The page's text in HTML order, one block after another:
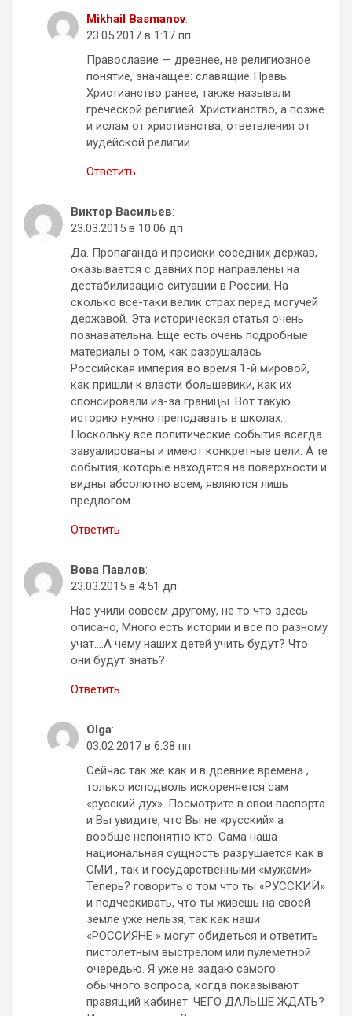
Mikhail Basmanov:
23.05.2017 в 1:17 пп
Православие — древнее, не религиозное
понятие, значащее: славящие Правь.
Христианство ранее, также называли
греческой религией. Христианство, а позже
и ислам от христианства, ответвления от
иудейской религии.
Ответить
Виктор Васильев:
23.03.2015 в 10:06 дп
Да. Пропаганда и происки соседних держав,
оказывается с давних пор направлены на
дестабилизацию ситуации в России. На
сколько все-таки велик страх перед могучей
державой. Эта историческая статья очень
познавательна. Еще есть очень подробные
материалы о том, как разрушалась
Российская империя во время 1-й мировой,
как пришли к власти большевики, как их
спонсировали из-за границы. Вот такую
историю нужно преподавать в школах.
Поскольку все политические события всегда
завуалированы и имеют конкретные цели. А те
события, которые находятся на поверхности и
видны абсолютно всем, являются лишь
предлогом.
Ответить
Вова Павлов:
23.03.2015 в 4:51 дп
Нас учили совсем другому, не то что здесь
описано, Много есть истории и все по разному
учат….А чему наших детей учить будут? Что
они будут знать?
Ответить
Olga:
03.02.2017 в 6:38 пп
Сейчас так же как и в древние времена ,
только исподволь искореняется сам
«русский дух». Посмотрите в свои паспорта
и Вы увидите, что Вы не «русский» а
вообще непонятно кто. Сама наша
национальная сущность разрушается как в
СМИ , так и государственными «мужами».
Теперь? говорить о том что ты «РУССКИЙ»
и подчеркивать, что ты живешь на своей
земле уже нельзя, так как наши
«РОССИЯНЕ » могут обидеться и ответить
пистолетным выстрелом или пулеметной
очередью. Я уже не задаю самого
обычного вопроса, когда показывают
правящий кабинет. ЧЕГО ДАЛЬШЕ ЖДАТЬ?